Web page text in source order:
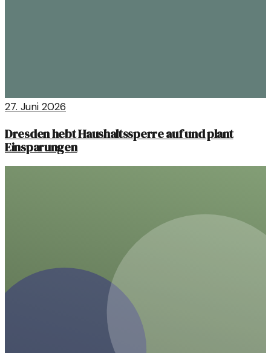
27. Juni 2026
Dresden hebt Haushaltssperre auf und plant
Einsparungen